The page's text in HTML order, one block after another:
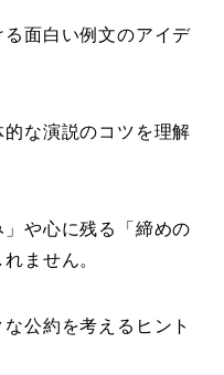
る面白い例文のアイデ
的な演説のコツを理解
」や心に残る「締めの
ません。
公約を考えるヒント